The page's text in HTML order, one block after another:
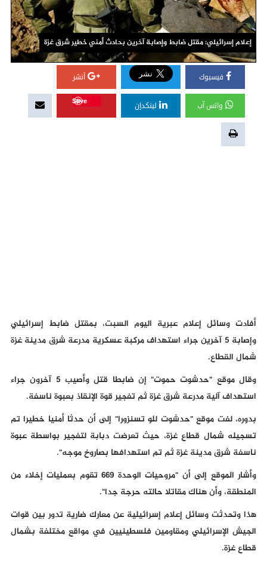
إعلام إسرائيلي: مقتل ضابط وإصابة آخرين بحادث أمني خطير شرق غزة
فيسبوك أنشر
واتس آب لينكدإن
Save
أفادت وسائل إعلام عبرية اليوم السبت، بمقتل ضابط إسرائيلي
وإصابة 5 آخرين جراء استهداف مركبة عسكرية مدرعة شرق مدينة غزة
شمال القطاع.
وقال موقع "حدشوت حموت" إن ضابطا قتل وأصيب 5 آخرون جراء
استهداف آلية مدرعة شرق غزة ثم تفجير قوة الإنقاذ بعبوة ناسفة.
بدوره، لفت موقع "حدشوت للو تسنزورا" إلى أن حدثا أمنيا خطيرا تم
تسجيله شمال قطاع غزة، حيث تعرضت دبابة لتفجير بواسطة عبوة
ناسفة شرق مدينة غزة ثم تم استهدافها بصاروخ موجه".
وأشار الموقع إلى أن "مروحيات الوحدة 669 تقوم بعمليات إخلاء من
المنطقة، وأن هناك مقاتلا حالته حرجة جدا".
هذا وتحدثت وسائل إعلام إسرائيلية عن معارك ضارية تدور بين قوات
الجيش الإسرائيلي ومقاومين فلسطينيين في مواقع مختلفة بشمال
قطاع غزة.